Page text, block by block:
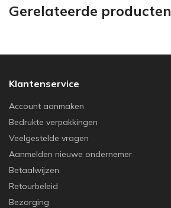
Gerelateerde producten
Klantenservice
Account aanmaken
Bedrukte verpakkingen
Veelgestelde vragen
Aanmelden nieuwe ondernemer
Betaalwijzen
Retourbeleid
Bezorging